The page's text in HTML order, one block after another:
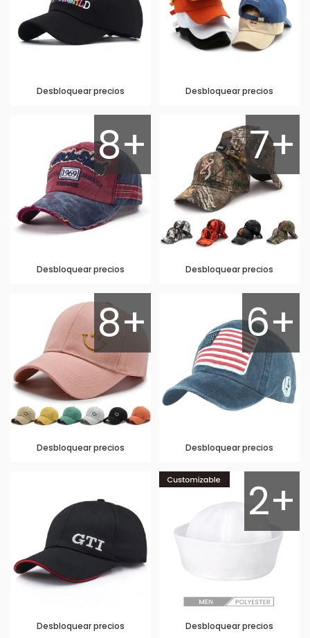
Desbloquear precios Desbloquear precios
8+
Desbloquear precios
7+
Desbloquear precios
8+
Desbloquear precios
6+
Desbloquear precios
Desbloquear precios
2+
Desbloquear precios